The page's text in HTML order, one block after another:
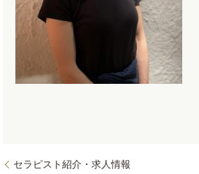
セラピスト紹介・求人情報